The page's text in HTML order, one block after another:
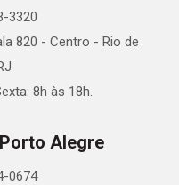
3320
820 - Centro - Rio de
8h às 18h.
Alegre
0674